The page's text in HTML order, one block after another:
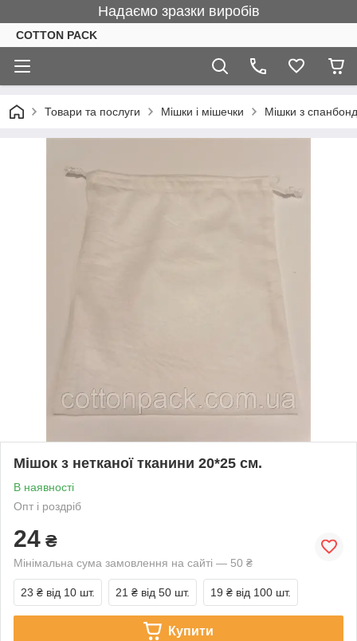
Надаємо зразки виробів
COTTON PACK
Товари та послуги Мішки і мішечки Мішки з
Мішок з нетканої тканини 20*25 см.
В наявності
Опт і роздріб
24 ₴
Мінімальна сума замовлення на сайті — 50 ₴
23 ₴ від 10 шт. 21 ₴ від 50 шт. 19 ₴ від 100 шт.
Купити